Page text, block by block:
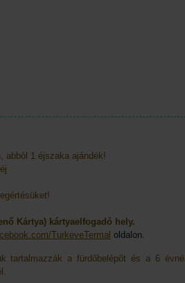
abból 1 éjszaka ajándék!
Kártya) kártyaelfogadó hely.
TurkeveTermal oldalon.
tartalmazzák a fürdőbelépőt és a 6 évnél